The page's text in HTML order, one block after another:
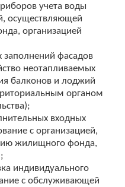
учета воды
осуществляющей
организацией
фасадов
неотапливаемых
балконов и лоджий
органом
входных
с организацией,
жилищного фонда,
индивидуального
с обслуживающей